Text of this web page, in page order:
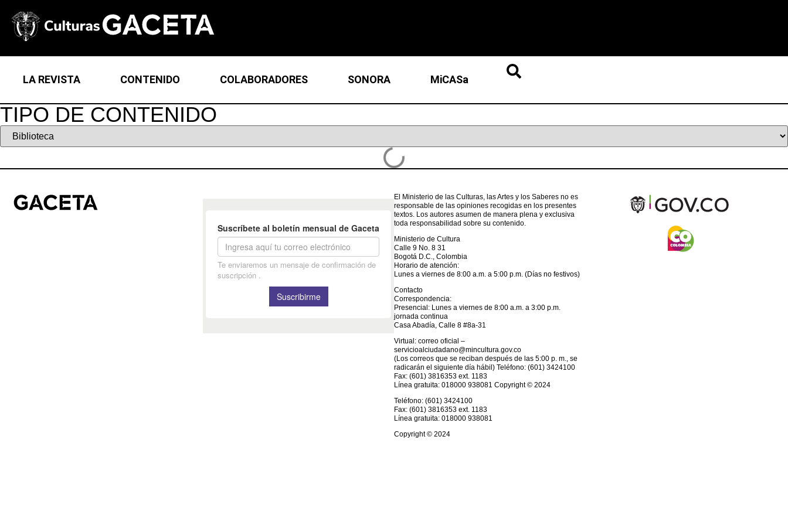
LA REVISTA CONTENIDO COLABORADORES SONORA MiCASa
TIPO DE CONTENIDO
El Ministerio de las Culturas, las Artes y los Saberes no es
responsable de las opiniones recogidas en los presentes
textos. Los autores asumen de manera plena y exclusiva
toda responsabilidad sobre su contenido.
Ministerio de Cultura
Calle 9 No. 8 31
Bogotá D.C., Colombia
Horario de atención:
Lunes a viernes de 8:00 a.m. a 5:00 p.m. (Días no festivos)
Contacto
Correspondencia:
Presencial: Lunes a viernes de 8:00 a.m. a 3:00 p.m.
jornada continua
Casa Abadía, Calle 8 #8a-31
Virtual: correo oficial –
servicioalciudadano@mincultura.gov.co
(Los correos que se reciban después de las 5:00 p. m., se
radicarán el siguiente día hábil) Teléfono: (601) 3424100
Fax: (601) 3816353 ext. 1183
Línea gratuita: 018000 938081 Copyright © 2024
Teléfono: (601) 3424100
Fax: (601) 3816353 ext. 1183
Línea gratuita: 018000 938081
Copyright © 2024